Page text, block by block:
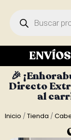
ENVÍOS
🎉
Directo
al
Inicio /Tienda /